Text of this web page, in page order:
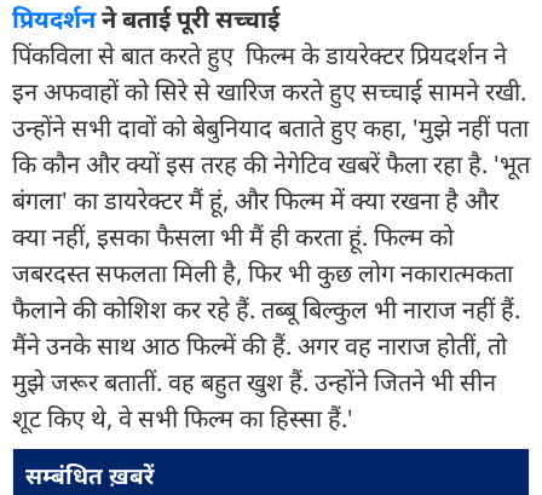
प्रियदर्शनने बताई पूरी सच्चाई
पिंकविला से बात करते हुए फिल्म के डायरेक्टर प्रियदर्शन ने
इन अफवाहों को सिरे से खारिज करते हुए सच्चाई सामने रखी.
उन्होंने सभी दावों को बेबुनियाद बताते हुए कहा, 'मुझे नहीं पता
कि कौन और क्यों इस तरह की नेगेटिव खबरें फैला रहा है. 'भूत
बंगला' का डायरेक्टर मैं हूं, और फिल्म में क्या रखना है और
क्या नहीं, इसका फैसला भी मैं ही करता हूं. फिल्म को
जबरदस्त सफलता मिली है, फिर भी कुछ लोग नकारात्मकता
फैलाने की कोशिश कर रहे हैं. तब्बू बिल्कुल भी नाराज नहीं हैं.
मैंने उनके साथ आठ फिल्में की हैं. अगर वह नाराज होतीं, तो
मुझे जरूर बतातीं. वह बहुत खुश हैं. उन्होंने जितने भी सीन
शूट किए थे, वे सभी फिल्म का हिस्सा हैं.'
सम्बंधित ख़बरें